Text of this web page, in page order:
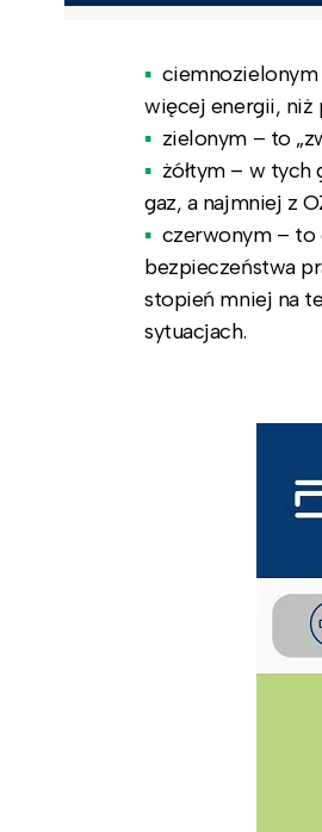
więcej energii, niż
zielonym – to
żółtym – w tych
gaz, a najmniej z
czerwonym – to
bezpieczeństwa
stopień mniej na
sytuacjach.